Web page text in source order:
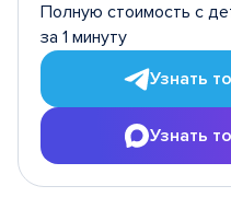
Полную стоимость с
за 1 минуту
Узнать
Узнать